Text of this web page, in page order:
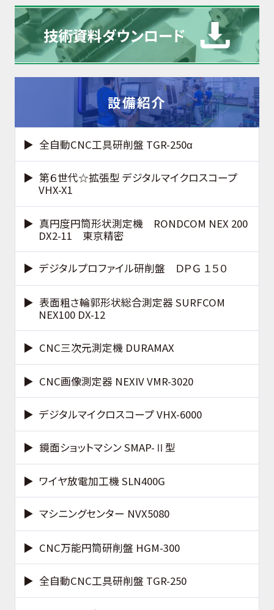
技術資料ダウンロード
設備紹介
全自動CNC工具研削盤 TGR-250α
第６世代☆拡張型 デジタルマイクロスコープ
VHX-X1
真円度円筒形状測定機 RONDCOM NEX 200
DX2-11 東京精密
デジタルプロファイル研削盤 ＤＰＧ １５０
表面粗さ輪郭形状総合測定器 SURFCOM
NEX100 DX-12
CNC三次元測定機 DURAMAX
CNC画像測定器 NEXIV VMR-3020
デジタルマイクロスコープ VHX-6000
鏡面ショットマシン SMAP-Ⅱ型
ワイヤ放電加工機 SLN400G
マシニングセンター NVX5080
CNC万能円筒研削盤 HGM-300
全自動CNC工具研削盤 TGR-250